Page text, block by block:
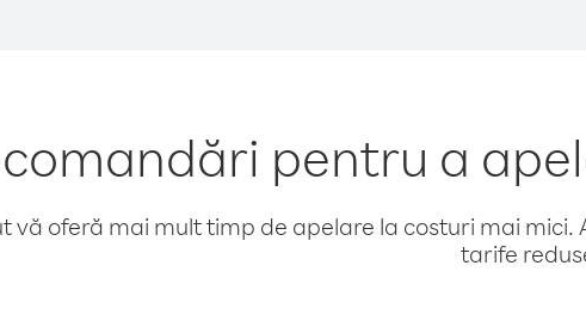
pentru a
vă oferă mai mult timp de apelare la costuri mai
tarife